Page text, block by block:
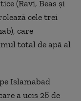
(Ravi, Beas şi
cele trei
care
total de apă al
Islamabad
a ucis 26 de